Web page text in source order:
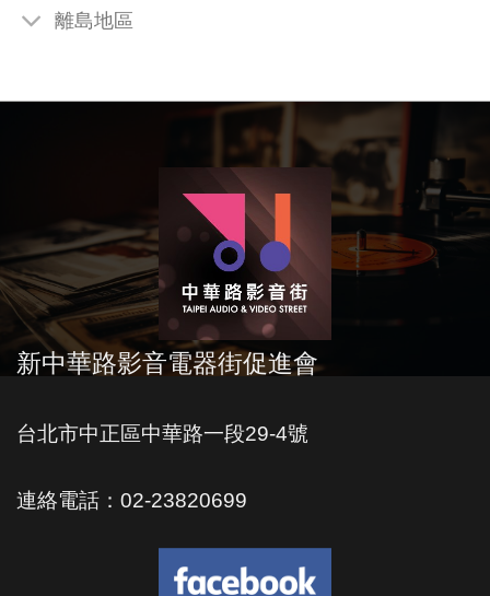
離島地區
新中華路影音電器街促進會
台北市中正區中華路一段29-4號
連絡電話：02-23820699